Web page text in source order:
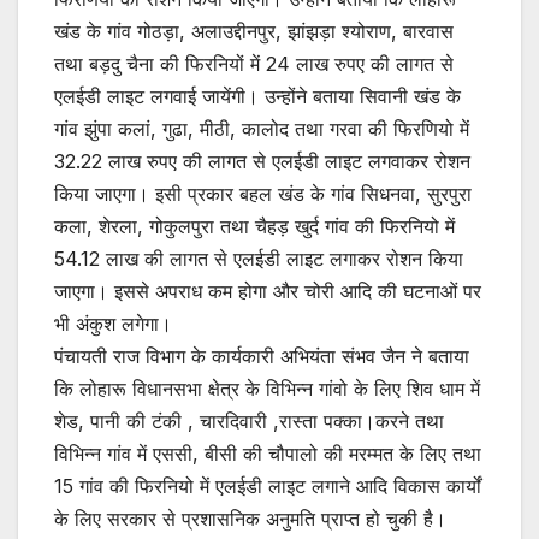
खंड के गांव गोठड़ा, अलाउद्दीनपुर, झांझड़ा श्योराण, बारवास
तथा बड़दु चैना की फिरनियों में 24 लाख रुपए की लागत से
एलईडी लाइट लगवाई जायेंगी। उन्होंने बताया सिवानी खंड के
गांव झुंपा कलां, गुढा, मीठी, कालोद तथा गरवा की फिरणियो में
32.22 लाख रुपए की लागत से एलईडी लाइट लगवाकर रोशन
किया जाएगा। इसी प्रकार बहल खंड के गांव सिधनवा, सुरपुरा
कला, शेरला, गोकुलपुरा तथा चैहड़ खुर्द गांव की फिरनियो में
54.12 लाख की लागत से एलईडी लाइट लगाकर रोशन किया
जाएगा। इससे अपराध कम होगा और चोरी आदि की घटनाओं पर
भी अंकुश लगेगा।
पंचायती राज विभाग के कार्यकारी अभियंता संभव जैन ने बताया
कि लोहारू विधानसभा क्षेत्र के विभिन्न गांवो के लिए शिव धाम में
शेड, पानी की टंकी , चारदिवारी ,रास्ता पक्का।करने तथा
विभिन्न गांव में एससी, बीसी की चौपालो की मरम्मत के लिए तथा
15 गांव की फिरनियो में एलईडी लाइट लगाने आदि विकास कार्यों
के लिए सरकार से प्रशासनिक अनुमति प्राप्त हो चुकी है।